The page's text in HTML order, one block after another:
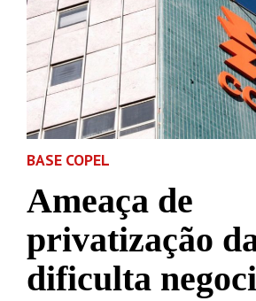
BASE COPEL
Ameaça de
privatização
dificulta